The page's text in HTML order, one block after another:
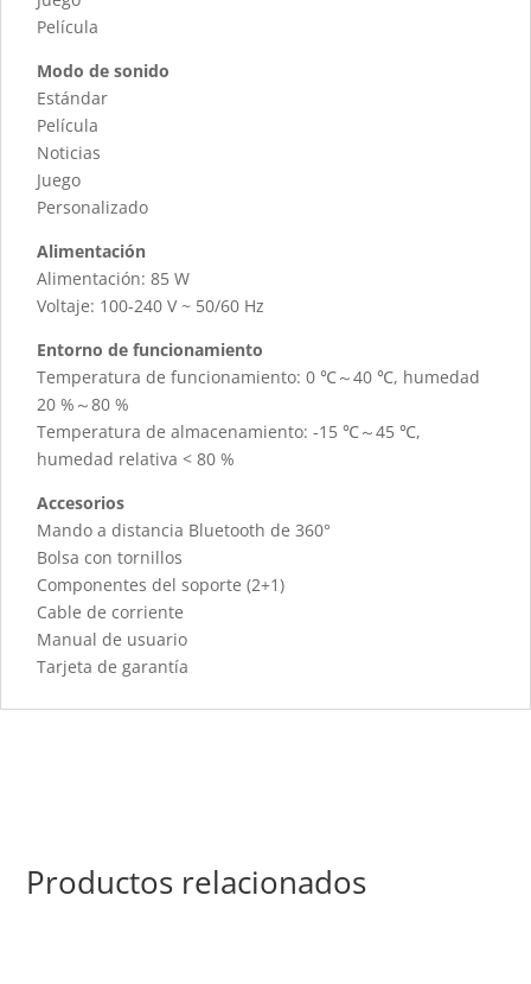
Película
Modo de sonido
Estándar
Película
Noticias
Juego
Personalizado
Alimentación
Alimentación: 85 W
Voltaje: 100-240 V ~ 50/60 Hz
Entorno de funcionamiento
Temperatura de funcionamiento: 0 ℃～40 ℃, humedad
20 %～80 %
Temperatura de almacenamiento: -15 ℃～45 ℃,
humedad relativa < 80 %
Accesorios
Mando a distancia Bluetooth de 360°
Bolsa con tornillos
Componentes del soporte (2+1)
Cable de corriente
Manual de usuario
Tarjeta de garantía
Productos relacionados